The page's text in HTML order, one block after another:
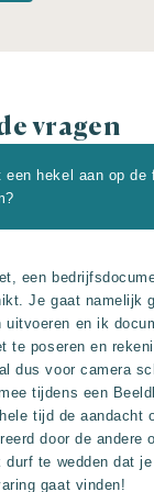
vragen
een hekel aan op de
een
Je gaat namelijk
uitvoeren en ik
te poseren en
dus voor camera
tijdens een
tijd de aandacht
door de andere
durf te wedden dat
gaat vinden!